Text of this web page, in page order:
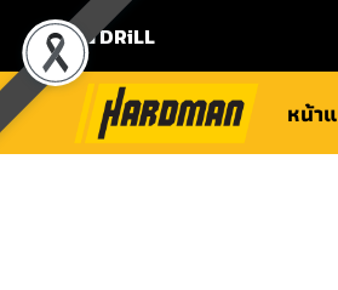
⛾ DRiLL
หน้า